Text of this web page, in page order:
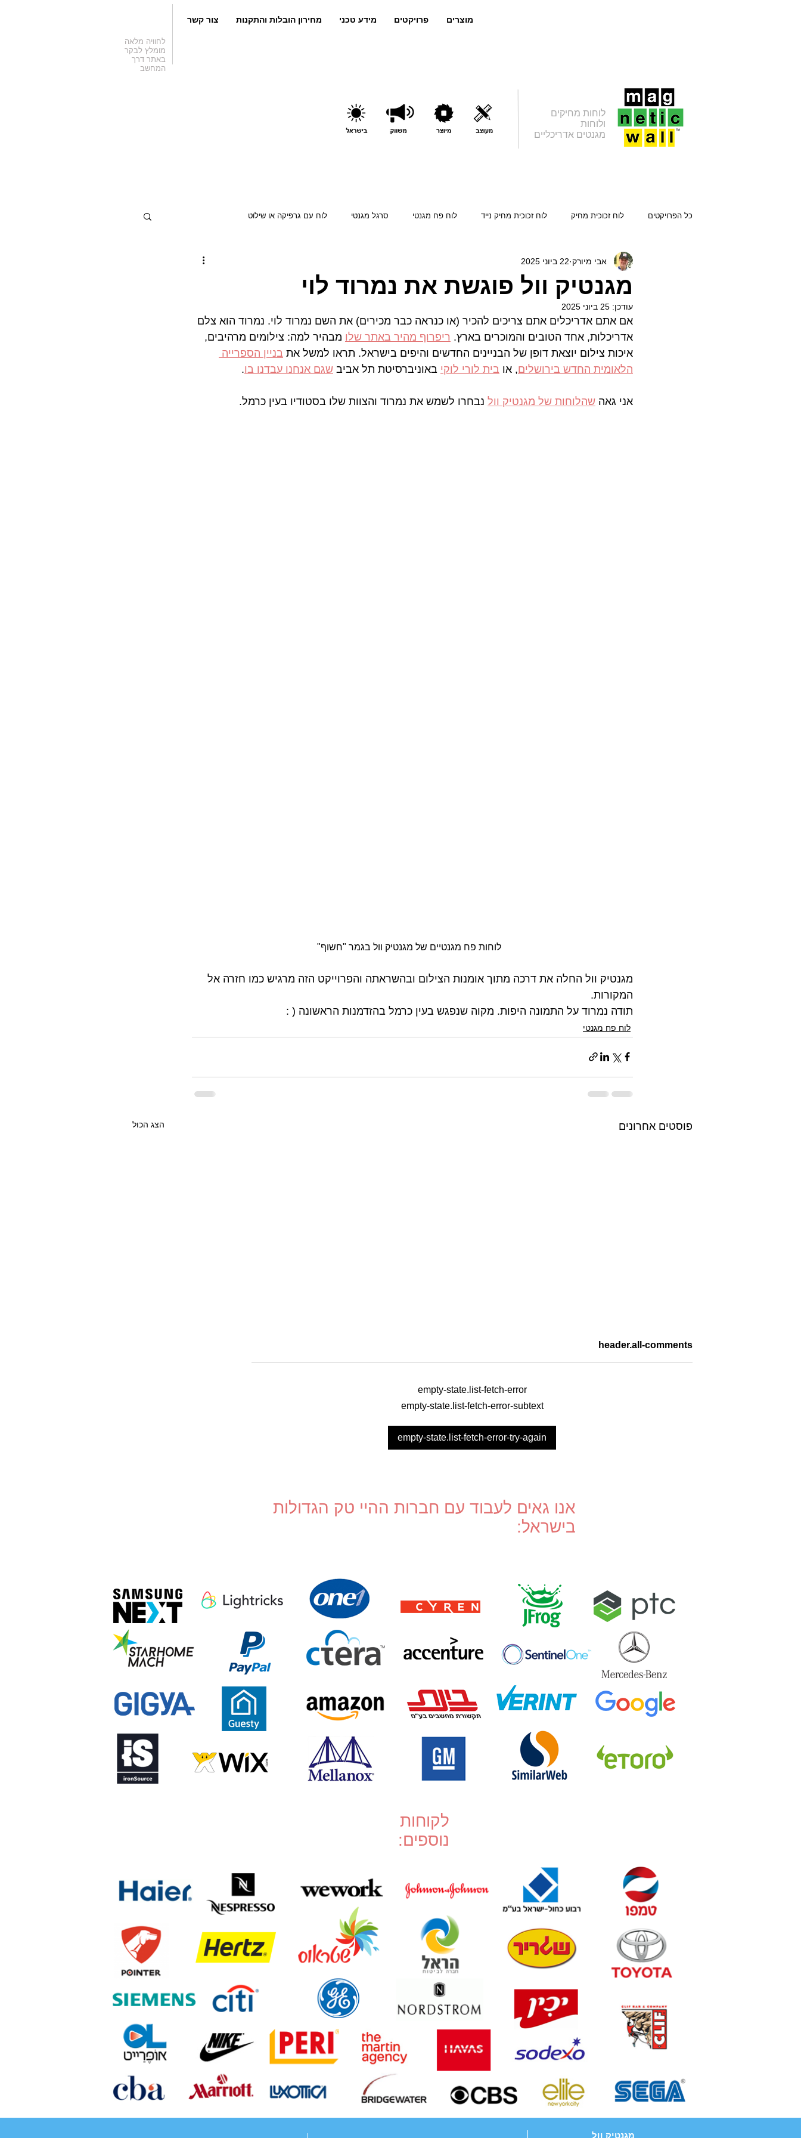
לחוויה מלאה
מומלץ לבקר
באתר דרך
המחשב
מוצרים פרויקטים מידע טכני מחירון הובלות והתקנות צור קשר
לוחות מחיקים
ולוחות
מגנטים אדריכליים
כל הפרויקטים לוח זכוכית מחיק לוח זכוכית מחיק נייד לוח פח מגנטי סרגל מגנטי לוח עם גרפיקה או שילוט
לוח פח מגנטי עם מדף מדבקה מחיקה
מגנטיק וול פוגשת את נמרוד לוי
אבי מיורק 22 ביוני 2025
עודכן: 25 ביוני 2025
אם אתם אדריכלים אתם צריכים להכיר (או כנראה כבר מכירים) את השם נמרוד לוי. נמרוד הוא צלם
אדריכלות, אחד הטובים והמוכרים בארץ. ריפרוף מהיר באתר שלו מבהיר למה: צילומים מרהיבים,
איכות צילום יוצאת דופן של הבניינים החדשים והיפים בישראל. תראו למשל את בניין הספרייה
הלאומית החדש בירושלים, או בית לורי לוקי באוניברסיטת תל אביב שגם אנחנו עבדנו בו.
אני גאה שהלוחות של מגנטיק וול נבחרו לשמש את נמרוד והצוות שלו בסטודיו בעין כרמל.
   לוחות פח מגנטיים של מגנטיק וול בגמר "חשוף"
מגנטיק וול החלה את דרכה מתוך אומנות הצילום ובהשראתה והפרוייקט הזה מרגיש כמו חזרה אל
המקורות.
תודה נמרוד על התמונה היפות. מקוה שנפגש בעין כרמל בהזדמנות הראשונה ( :
לוח פח מגנטי
פוסטים אחרונים הצג הכול
געגוע ותקוה
header.all-comments
empty-state.list-fetch-error
empty-state.list-fetch-error-subtext
empty-state.list-fetch-error-try-again
אנו גאים לעבוד עם חברות ההיי טק הגדולות
בישראל:
לקוחות
נוספים:
מגנטיק וול